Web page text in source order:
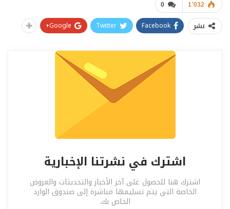
0 1٬032
نشر Facebook
Twitter
Google+
اشترك في نشرتنا الإخبارية
اشترك هنا للحصول على آخر الأخبار والتحديثات والعروض
الخاصة التي يتم تسليمها مباشرة إلى صندوق الوارد
الخاص بك.